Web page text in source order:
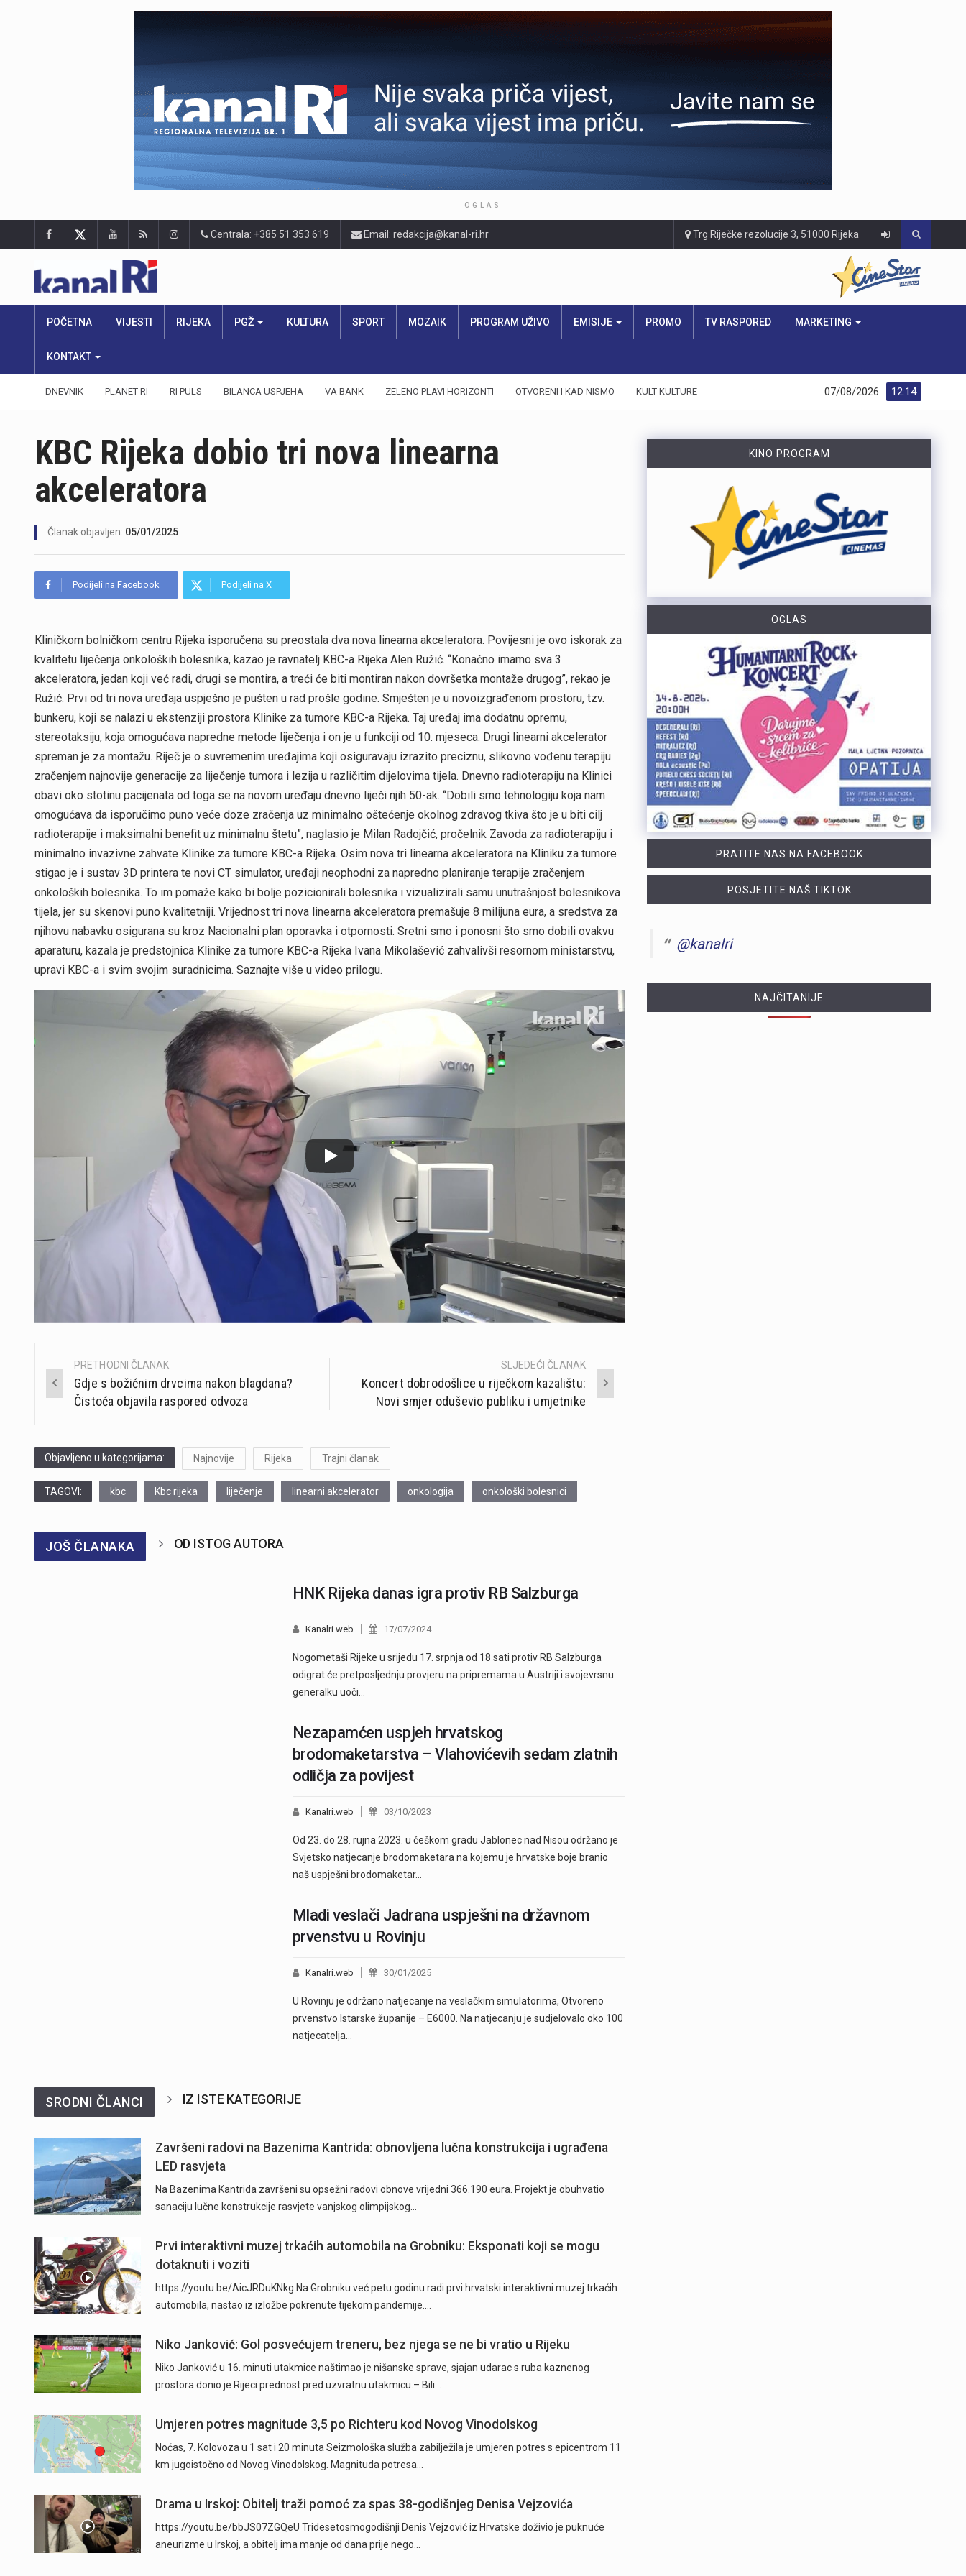
OGLAS
Centrala: +385 51 353 619 Email: redakcija@kanal-ri.hr Trg Riječke rezolucije 3, 51000 Rijeka
POČETNA VIJESTI RIJEKA PGŽ KULTURA SPORT MOZAIK PROGRAM UŽIVO EMISIJE PROMO TV RASPORED MARKETING
KONTAKT
DNEVNIK PLANET RI RI PULS BILANCA USPJEHA VA BANK ZELENO PLAVI HORIZONTI OTVORENI I KAD NISMO KULT KULTURE 12:14
07/08/2026
KBC Rijeka dobio tri nova linearna
akceleratora
Članak objavljen: 05/01/2025
Podijeli na Facebook Podijeli na X
Kliničkom bolničkom centru Rijeka isporučena su preostala dva nova linearna akceleratora. Povijesni je ovo iskorak za
kvalitetu liječenja onkoloških bolesnika, kazao je ravnatelj KBC-a Rijeka Alen Ružić. “Konačno imamo sva 3
akceleratora, jedan koji već radi, drugi se montira, a treći će biti montiran nakon dovršetka montaže drugog”, rekao je
Ružić. Prvi od tri nova uređaja uspješno je pušten u rad prošle godine. Smješten je u novoizgrađenom prostoru, tzv.
bunkeru, koji se nalazi u ekstenziji prostora Klinike za tumore KBC-a Rijeka. Taj uređaj ima dodatnu opremu,
stereotaksiju, koja omogućava napredne metode liječenja i on je u funkciji od 10. mjeseca. Drugi linearni akcelerator
spreman je za montažu. Riječ je o suvremenim uređajima koji osiguravaju izrazito preciznu, slikovno vođenu terapiju
zračenjem najnovije generacije za liječenje tumora i lezija u različitim dijelovima tijela. Dnevno radioterapiju na Klinici
obavi oko stotinu pacijenata od toga se na novom uređaju dnevno liječi njih 50-ak. “Dobili smo tehnologiju koja nam
omogućava da isporučimo puno veće doze zračenja uz minimalno oštećenje okolnog zdravog tkiva što je u biti cilj
radioterapije i maksimalni benefit uz minimalnu štetu”, naglasio je Milan Radojčić, pročelnik Zavoda za radioterapiju i
minimalno invazivne zahvate Klinike za tumore KBC-a Rijeka. Osim nova tri linearna akceleratora na Kliniku za tumore
stigao je i sustav 3D printera te novi CT simulator, uređaji neophodni za napredno planiranje terapije zračenjem
onkoloških bolesnika. To im pomaže kako bi bolje pozicionirali bolesnika i vizualizirali samu unutrašnjost bolesnikova
tijela, jer su skenovi puno kvalitetniji. Vrijednost tri nova linearna akceleratora premašuje 8 milijuna eura, a sredstva za
njihovu nabavku osigurana su kroz Nacionalni plan oporavka i otpornosti. Sretni smo i ponosni što smo dobili ovakvu
aparaturu, kazala je predstojnica Klinike za tumore KBC-a Rijeka Ivana Mikolašević zahvalivši resornom ministarstvu,
upravi KBC-a i svim svojim suradnicima. Saznajte više u video prilogu.
Post
navigation
PRETHODNI ČLANAK
Gdje s božićnim drvcima nakon blagdana?
Čistoća objavila raspored odvoza
SLJEDEĆI ČLANAK
Koncert dobrodošlice u riječkom kazalištu:
Novi smjer oduševio publiku i umjetnike
Objavljeno u kategorijama: Najnovije Rijeka Trajni članak
TAGOVI: kbc Kbc rijeka liječenje linearni akcelerator onkologija onkološki bolesnici
JOŠ ČLANAKA OD ISTOG AUTORA
HNK Rijeka danas igra protiv RB Salzburga
Kanalri.web 17/07/2024
Nogometaši Rijeke u srijedu 17. srpnja od 18 sati protiv RB Salzburga
odigrat će pretposljednju provjeru na pripremama u Austriji i svojevrsnu
generalku uoči…
Nezapamćen uspjeh hrvatskog
brodomaketarstva – Vlahovićevih sedam zlatnih
odličja za povijest
Kanalri.web 03/10/2023
Od 23. do 28. rujna 2023. u češkom gradu Jablonec nad Nisou održano je
Svjetsko natjecanje brodomaketara na kojemu je hrvatske boje branio
naš uspješni brodomaketar…
Mladi veslači Jadrana uspješni na državnom
prvenstvu u Rovinju
Kanalri.web 30/01/2025
U Rovinju je održano natjecanje na veslačkim simulatorima, Otvoreno
prvenstvo Istarske županije – E6000. Na natjecanju je sudjelovalo oko 100
natjecatelja…
SRODNI ČLANCI IZ ISTE KATEGORIJE
Završeni radovi na Bazenima Kantrida: obnovljena lučna konstrukcija i ugrađena
LED rasvjeta
Na Bazenima Kantrida završeni su opsežni radovi obnove vrijedni 366.190 eura. Projekt je obuhvatio
sanaciju lučne konstrukcije rasvjete vanjskog olimpijskog…
Prvi interaktivni muzej trkaćih automobila na Grobniku: Eksponati koji se mogu
dotaknuti i voziti
https://youtu.be/AicJRDuKNkg Na Grobniku već petu godinu radi prvi hrvatski interaktivni muzej trkaćih
automobila, nastao iz izložbe pokrenute tijekom pandemije.…
Niko Janković: Gol posvećujem treneru, bez njega se ne bi vratio u Rijeku
Niko Janković u 16. minuti utakmice naštimao je nišanske sprave, sjajan udarac s ruba kaznenog
prostora donio je Rijeci prednost pred uzvratnu utakmicu.– Bili…
Umjeren potres magnitude 3,5 po Richteru kod Novog Vinodolskog
Noćas, 7. Kolovoza u 1 sat i 20 minuta Seizmološka služba zabilježila je umjeren potres s epicentrom 11
km jugoistočno od Novog Vinodolskog. Magnituda potresa…
Drama u Irskoj: Obitelj traži pomoć za spas 38-godišnjeg Denisa Vejzovića
https://youtu.be/bbJS07ZGQeU Tridesetosmogodišnji Denis Vejzović iz Hrvatske doživio je puknuće
aneurizme u Irskoj, a obitelj ima manje od dana prije nego…
KINO PROGRAM
OGLAS
PRATITE NAS NA FACEBOOK
POSJETITE NAŠ TIKTOK
@kanalri
NAJČITANIJE